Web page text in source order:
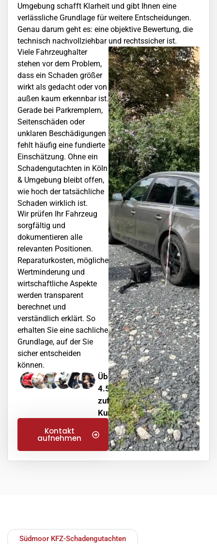
Umgebung schafft Klarheit und gibt Ihnen eine
verlässliche Grundlage für weitere Entscheidungen.
Genau darum geht es: eine objektive Bewertung, die
technisch nachvollziehbar und rechtssicher ist.
Viele Fahrzeughalter
stehen vor dem Problem,
dass ein Schaden größer
wirkt als gedacht oder von
außen kaum erkennbar ist.
Gerade bei Parkremplern,
Seitenschäden oder
unklaren Beschädigungen
fehlt häufig eine fundierte
Einschätzung. Ohne ein
Schadengutachten in Köln
& Umgebung bleibt offen,
wie hoch der tatsächliche
Schaden wirklich ist.
Wir prüfen Ihr Fahrzeug
sorgfältig und
dokumentieren alle
relevanten Positionen.
Reparaturkosten, mögliche
Wertminderung und
wirtschaftliche Aspekte
werden transparent
berechnet und
verständlich erklärt. So
erhalten Sie eine sachliche
Grundlage, auf der Sie
sicher entscheiden
können.
Über
4.500
zufriedene
Kunden
Kontakt
aufnehmen
Südmoor KFZ-Schadengutachten